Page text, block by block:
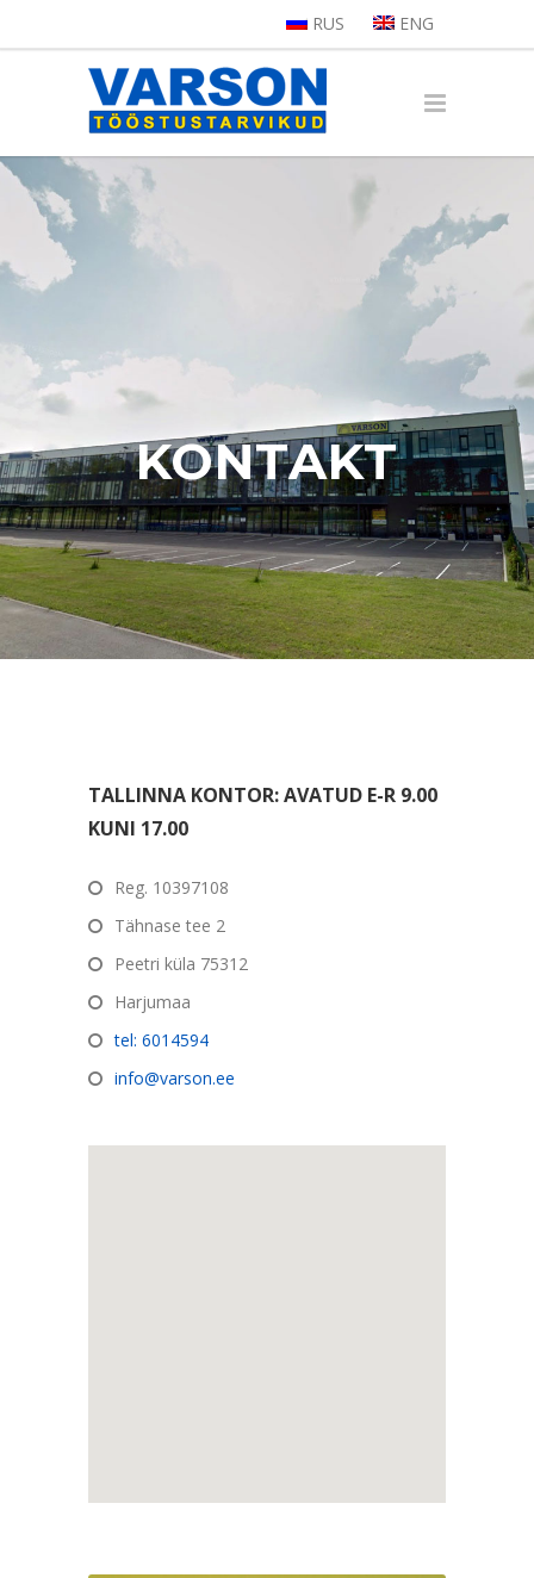
RUS ENG
KONTAKT
TALLINNA KONTOR: AVATUD E-R 9.00
KUNI 17.00
Reg. 10397108
Tähnase tee 2
Peetri küla 75312
Harjumaa
tel: 6014594
info@varson.ee